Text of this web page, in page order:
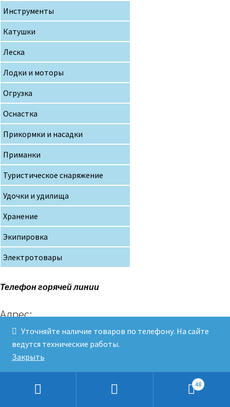
Инструменты
Катушки
Леска
Лодки и моторы
Огрузка
Оснастка
Прикормки и насадки
Приманки
Туристическое снаряжение
Удочки и удилища
Хранение
Экипировка
Электротовары
Телефон горячей линии
Адрес:
E-mail
48
Уточняйте наличие товаров по телефону. На сайте
ведутся технические работы.
Закрыть